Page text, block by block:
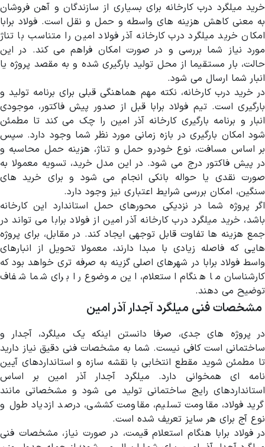
خرید میلگرد درب کارخانه برای بسیاری از سازندگان و آهن فروشان
به معنی کاهش هزینه های واسطه و حمل و نقل است. فولاد برابا
امکان خرید میلگرد درب کارخانه آذر فولاد امین را متناسب با تناژ
مورد نیاز شما بررسی و در صورت امکان فراهم می کند. در این
حالت، بار مستقیما از محل تولید بارگیری شده و به مقصد پروژه یا
انبار شما ارسال می شود.
در خرید درب کارخانه، نکته مهم هماهنگی قبلی برای برنامه تولید و
بارگیری است. تیم فولاد برابا قبل از صدور پیش فاکتور، موجودی
انبار و برنامه بارگیری کارخانه آذر امین را چک می کند تا مطمئن
شود امکان بارگیری در بازه زمانی مورد نظر شما وجود دارد. سپس
بر اساس مسافت، نوع خودرو حمل و تناژ، هزینه حمل محاسبه و
در پیش فاکتور درج می شود. در این مدل خرید، تسویه معمولا به
صورت نقدی یا حواله بانکی انجام می شود و برای خرید های
سنگین، امکان بررسی شرایط اعتباری نیز وجود دارد.
اگر پروژه شما در نزدیکی محورهای حمل استاندارد این کارخانه
باشد، خرید میلگرد درب کارخانه آذر امین از فولاد برابا می تواند در
جمع هزینه ها تفاوت قابل توجهی ایجاد کند. در مقابل، برای پروژه
هایی که فاصله زیادی با مبدا دارند، معمولا تحویل از انبارهای
واسط فولاد برابا در شهرهای اصلی گزینه به صرفه تری خواهد بود که
کارشناسان ما هنگام استعلام، این موضوع را برای شما شفاف
توضیح می دهند.
مشخصات فنی میلگرد آجدار آذر امین
در پروژه های جدی، صرفا دانستن اینکه یک میلگرد، آجدار و
ساختمانی است کافی نیست. شما به مشخصات فنی دقیق نیاز دارید
تا مطمئن شوید مقطع انتخابی با نقشه سازه و استانداردهای آیین
نامه ای همخوانی دارد. میلگرد آجدار آذر امین بر اساس
استانداردهای رایج ساختمانی تولید می شود و مشخصاتی مانند
گرید فولاد، مقاومت تسلیم، مقاومت کششی، درصد ازدیاد طول و
نوع آج برای هر سایز تعریف شده است.
در فولاد برابا هنگام استعلام قیمت، در صورت نیاز، مشخصات فنی